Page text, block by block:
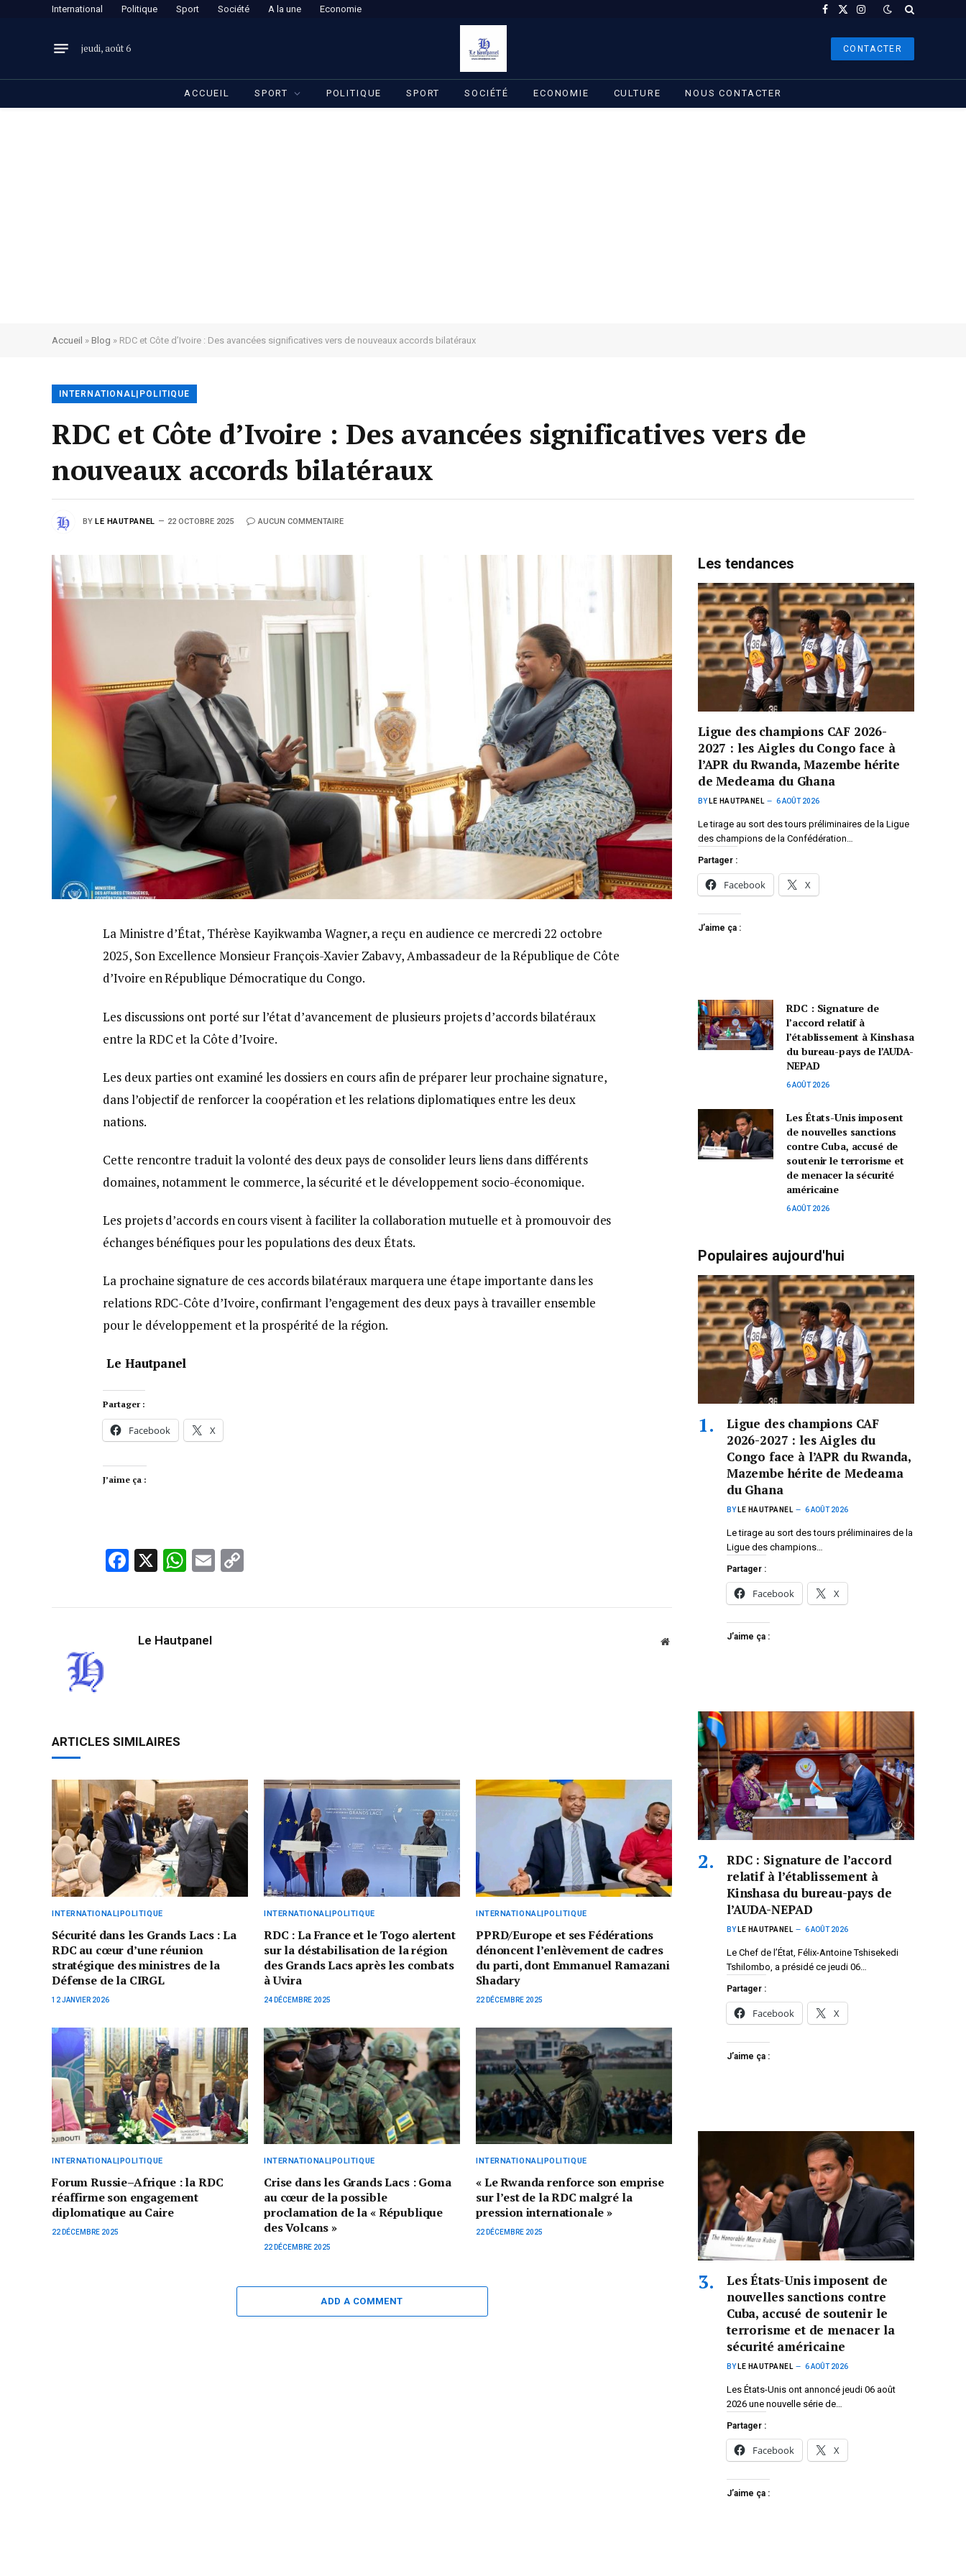
International Politique Sport Société A la une Economie Facebook
X
Instagram
jeudi, août 6 CONTACTER
ACCUEIL SPORT POLITIQUE SPORT SOCIÉTÉ ECONOMIE CULTURE NOUS CONTACTER
Accueil » Blog » RDC et Côte d’Ivoire : Des avancées significatives vers de nouveaux accords bilatéraux
INTERNATIONAL|POLITIQUE
RDC et Côte d’Ivoire : Des avancées significatives vers de
nouveaux accords bilatéraux
BY LE HAUTPANEL 22 OCTOBRE 2025 AUCUN COMMENTAIRE
La Ministre d’État, Thérèse Kayikwamba Wagner, a reçu en audience ce mercredi 22 octobre
2025, Son Excellence Monsieur François-Xavier Zabavy, Ambassadeur de la République de Côte
d’Ivoire en République Démocratique du Congo.
Les discussions ont porté sur l’état d’avancement de plusieurs projets d’accords bilatéraux
entre la RDC et la Côte d’Ivoire.
Les deux parties ont examiné les dossiers en cours afin de préparer leur prochaine signature,
dans l’objectif de renforcer la coopération et les relations diplomatiques entre les deux
nations.
Cette rencontre traduit la volonté des deux pays de consolider leurs liens dans différents
domaines, notamment le commerce, la sécurité et le développement socio-économique.
Les projets d’accords en cours visent à faciliter la collaboration mutuelle et à promouvoir des
échanges bénéfiques pour les populations des deux États.
La prochaine signature de ces accords bilatéraux marquera une étape importante dans les
relations RDC-Côte d’Ivoire, confirmant l’engagement des deux pays à travailler ensemble
pour le développement et la prospérité de la région.
Le Hautpanel
Partager :
Facebook X
J’aime ça :
Facebook
X WhatsApp
Email
Le Hautpanel Website
ARTICLES SIMILAIRES
INTERNATIONAL|POLITIQUE
Sécurité dans les Grands Lacs : La
RDC au cœur d’une réunion
stratégique des ministres de la
Défense de la CIRGL
12 JANVIER 2026
INTERNATIONAL|POLITIQUE
RDC : La France et le Togo alertent
sur la déstabilisation de la région
des Grands Lacs après les combats
à Uvira
24 DÉCEMBRE 2025
INTERNATIONAL|POLITIQUE
PPRD/Europe et ses Fédérations
dénoncent l’enlèvement de cadres
du parti, dont Emmanuel Ramazani
Shadary
22 DÉCEMBRE 2025
INTERNATIONAL|POLITIQUE
Forum Russie–Afrique : la RDC
réaffirme son engagement
diplomatique au Caire
22 DÉCEMBRE 2025
INTERNATIONAL|POLITIQUE
Crise dans les Grands Lacs : Goma
au cœur de la possible
proclamation de la « République
des Volcans »
22 DÉCEMBRE 2025
INTERNATIONAL|POLITIQUE
« Le Rwanda renforce son emprise
sur l’est de la RDC malgré la
pression internationale »
22 DÉCEMBRE 2025
ADD A COMMENT
Les tendances
Ligue des champions CAF 2026-
2027 : les Aigles du Congo face à
l’APR du Rwanda, Mazembe hérite
de Medeama du Ghana
BY LE HAUTPANEL 6 AOÛT 2026
Le tirage au sort des tours préliminaires de la Ligue
des champions de la Confédération…
Partager :
Facebook X
J’aime ça :
RDC : Signature de
l’accord relatif à
l’établissement à Kinshasa
du bureau-pays de l’AUDA-
NEPAD
6 AOÛT 2026
Les États-Unis imposent
de nouvelles sanctions
contre Cuba, accusé de
soutenir le terrorisme et
de menacer la sécurité
américaine
6 AOÛT 2026
Populaires aujourd'hui
Ligue des champions CAF
2026-2027 : les Aigles du
Congo face à l’APR du Rwanda,
Mazembe hérite de Medeama
du Ghana
BY LE HAUTPANEL 6 AOÛT 2026
Le tirage au sort des tours préliminaires de la
Ligue des champions…
Partager :
Facebook X
J’aime ça :
RDC : Signature de l’accord
relatif à l’établissement à
Kinshasa du bureau-pays de
l’AUDA-NEPAD
BY LE HAUTPANEL 6 AOÛT 2026
Le Chef de l’État, Félix-Antoine Tshisekedi
Tshilombo, a présidé ce jeudi 06…
Partager :
Facebook X
J’aime ça :
Les États-Unis imposent de
nouvelles sanctions contre
Cuba, accusé de soutenir le
terrorisme et de menacer la
sécurité américaine
BY LE HAUTPANEL 6 AOÛT 2026
Les États-Unis ont annoncé jeudi 06 août
2026 une nouvelle série de…
Partager :
Facebook X
J’aime ça :